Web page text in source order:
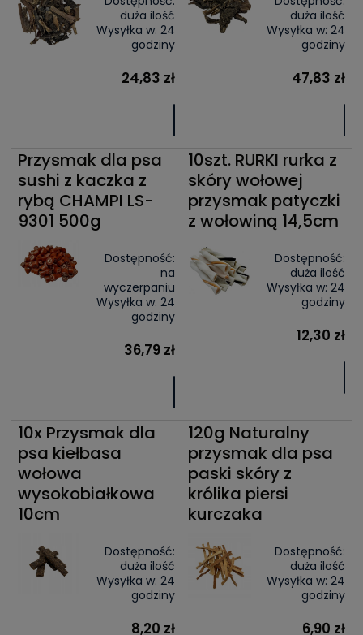
duża ilość
Wysyłka w: 24
godziny
24,83 zł
duża ilość
Wysyłka w: 24
godziny
47,83 zł
Przysmak dla psa
sushi z kaczka z
rybą CHAMPI LS-
9301 500g
Dostępność:
na
wyczerpaniu
Wysyłka w: 24
godziny
36,79 zł
10szt. RURKI rurka z
skóry wołowej
przysmak patyczki
z wołowiną 14,5cm
Dostępność:
duża ilość
Wysyłka w: 24
godziny
12,30 zł
10x Przysmak dla
psa kiełbasa
wołowa
wysokobiałkowa
10cm
Dostępność:
duża ilość
Wysyłka w: 24
godziny
8,20 zł
120g Naturalny
przysmak dla psa
paski skóry z
królika piersi
kurczaka
Dostępność:
duża ilość
Wysyłka w: 24
godziny
6,90 zł